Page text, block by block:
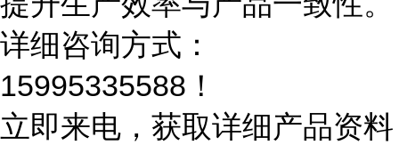
详细咨询方式：
15995335588！
立即来电，获取详细产品资料